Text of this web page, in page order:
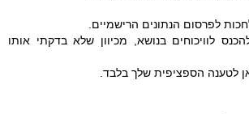
לפרסום הנתונים הרישמיים.
לוויכוחים בנושא, מכיוון שלא בדקתי אותו
לטענה הספציפית שלך בלבד.